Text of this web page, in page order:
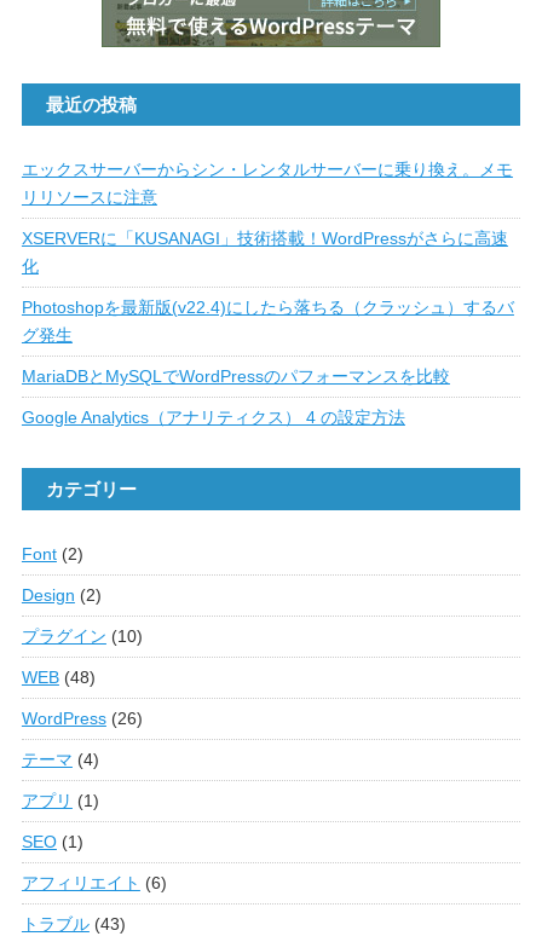
最近の投稿
エックスサーバーからシン・レンタルサーバーに乗り換え。メモ
リリソースに注意
XSERVERに「KUSANAGI」技術搭載！WordPressがさらに高速
化
Photoshopを最新版(v22.4)にしたら落ちる（クラッシュ）するバ
グ発生
MariaDBとMySQLでWordPressのパフォーマンスを比較
Google Analytics（アナリティクス） 4 の設定方法
カテゴリー
Font(2)
Design (2)
プラグイン (10)
WEB(48)
WordPress(26)
テーマ (4)
アプリ (1)
SEO(1)
アフィリエイト (6)
トラブル(43)